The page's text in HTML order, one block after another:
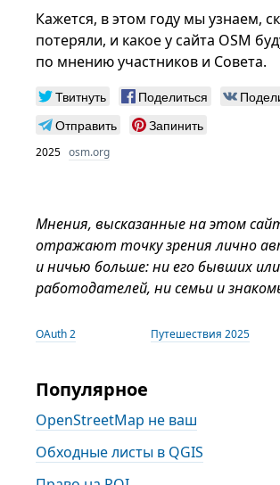
Кажется, в этом году мы узнаем,
потеряли, и какое у сайта OSM
по мнению участников и Совета.
Твитнуть Поделиться
Отправить
Запинить
2025 osm.org
Мнения, высказанные на этом
отражают точку зрения лично
и ничью больше: ни его бывших
работодателей, ни семьи и
OAuth 2 Путешествия 2025
Популярное
OpenStreetMap не ваш
Обходные листы в QGIS